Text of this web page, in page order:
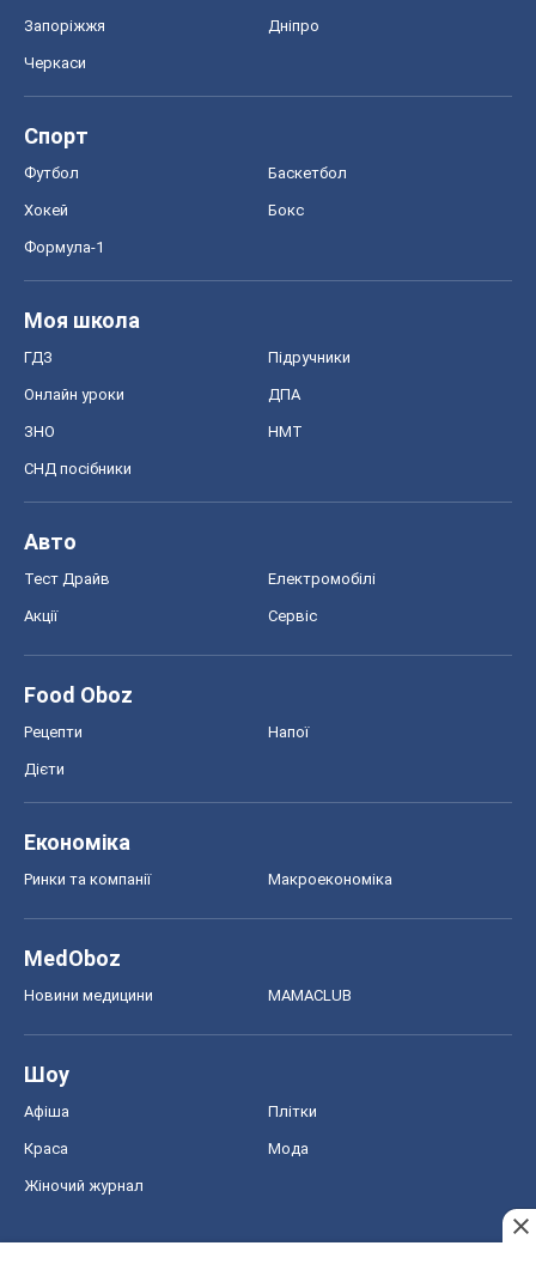
Запоріжжя Дніпро
Черкаси
Спорт
Футбол Баскетбол
Хокей Бокс
Формула-1
Моя школа
ГДЗ Підручники
Онлайн уроки ДПА
ЗНО НМТ
СНД посібники
Авто
Тест Драйв Електромобілі
Акції Сервіс
Food Oboz
Рецепти Напої
Дієти
Економіка
Ринки та компанії Макроекономіка
MedOboz
Новини медицини MAMACLUB
Шоу
Афіша Плітки
Краса Мода
Жіночий журнал